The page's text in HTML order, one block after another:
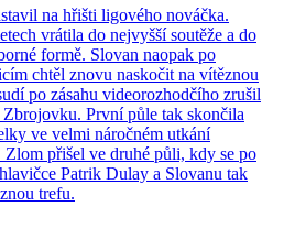
na hřišti ligového nováčka.
vrátila do nejvyšší soutěže a do
formě. Slovan naopak po
chtěl znovu naskočit na vítěznou
po zásahu videorozhodčího zrušil
První půle tak skončila
ve velmi náročném utkání
přišel ve druhé půli, kdy se po
Patrik Dulay a Slovanu tak
trefu.